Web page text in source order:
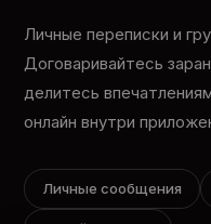
Личные переписки и
Договаривайтесь
делитесь
онлайн внутри
Личные сообщения